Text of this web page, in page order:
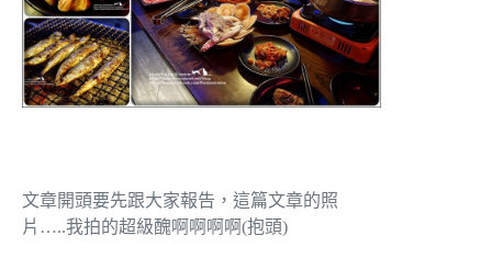
文章開頭要先跟大家報告，這篇文章的照
片…..我拍的超級醜啊啊啊啊(抱頭)